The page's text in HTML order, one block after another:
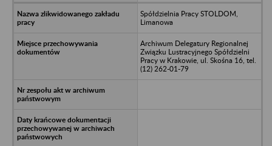
Spółdzielnia Pracy STOLDOM,
Limanowa
Archiwum Delegatury Regionalnej
Związku Lustracyjnego Spółdzielni
Pracy w Krakowie, ul. Skośna 16, tel.
(12) 262-01-79